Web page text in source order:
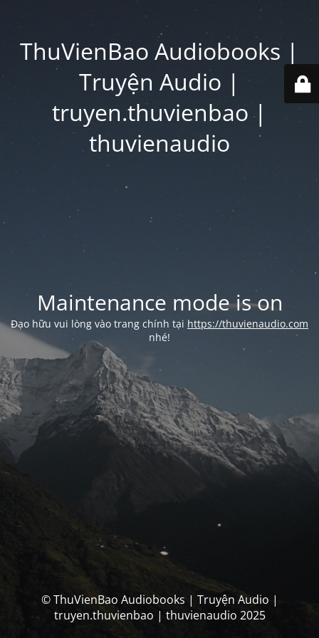
ThuVienBao Audiobooks |
Truyện Audio |
truyen.thuvienbao |
thuvienaudio
Maintenance mode is on
Đạo hữu vui lòng vào trang chính tại https://thuvienaudio.com
nhé!
© ThuVienBao Audiobooks | Truyện Audio |
truyen.thuvienbao | thuvienaudio 2025